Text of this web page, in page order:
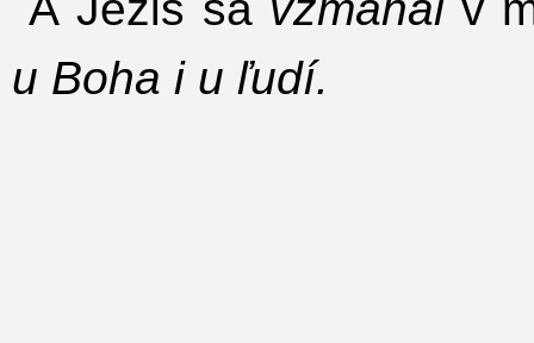
u Boha i u ľudí.